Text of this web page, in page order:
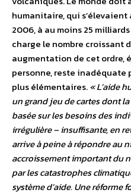
humanitaire, qui s’élevaient
2006, à au moins 25
charge le nombre croissant
augmentation de cet ordre,
personne, reste inadéquate
plus élémentaires.« L’aide
un grand jeu de cartes dont
basée sur les besoins des
irrégulière – insuffisante, en
arrive à peine à répondre au
accroissement important du
par les catastrophes
système d’aide. Une réforme